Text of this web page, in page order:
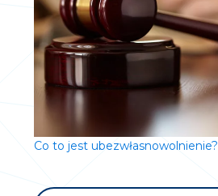
Co to jest ubezwłasnowolnienie?